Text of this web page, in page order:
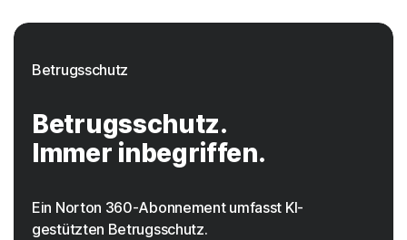
Betrugsschutz
Betrugsschutz.
Immer inbegriffen.
Ein Norton 360-Abonnement umfasst KI-
gestützten Betrugsschutz.